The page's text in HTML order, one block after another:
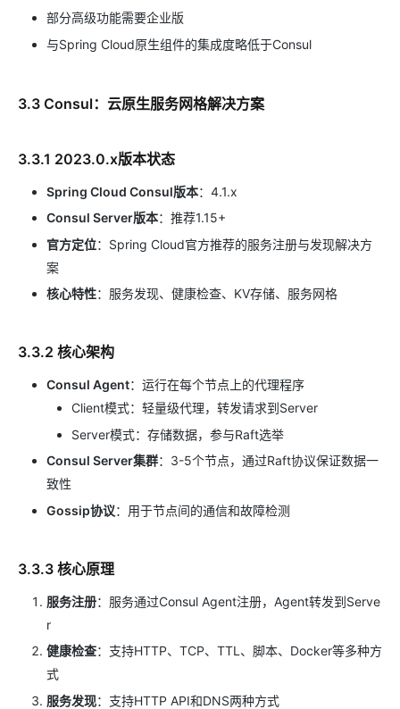
部分高级功能需要企业版
与Spring Cloud原生组件的集成度略低于Consul
3.3 Consul：云原生服务网格解决方案
3.3.1 2023.0.x版本状态
Spring Cloud Consul版本：4.1.x
Consul Server版本：推荐1.15+
官方定位：Spring Cloud官方推荐的服务注册与发现解决方
案
核心特性：服务发现、健康检查、KV存储、服务网格
3.3.2 核心架构
Consul Agent：运行在每个节点上的代理程序
Client模式：轻量级代理，转发请求到Server
Server模式：存储数据，参与Raft选举
Consul Server集群：3-5个节点，通过Raft协议保证数据一
致性
Gossip协议：用于节点间的通信和故障检测
3.3.3 核心原理
服务注册：服务通过Consul Agent注册，Agent转发到Serve
r
健康检查：支持HTTP、TCP、TTL、脚本、Docker等多种方
式
服务发现：支持HTTP API和DNS两种方式